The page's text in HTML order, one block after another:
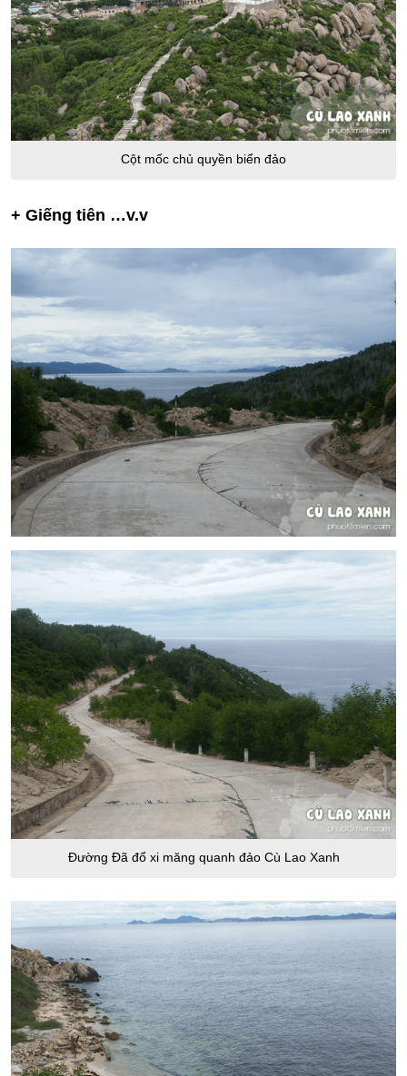
Cột mốc chủ quyền biển đảo
+ Giếng tiên …v.v
Đường Đã đổ xi măng quanh đảo Cù Lao Xanh